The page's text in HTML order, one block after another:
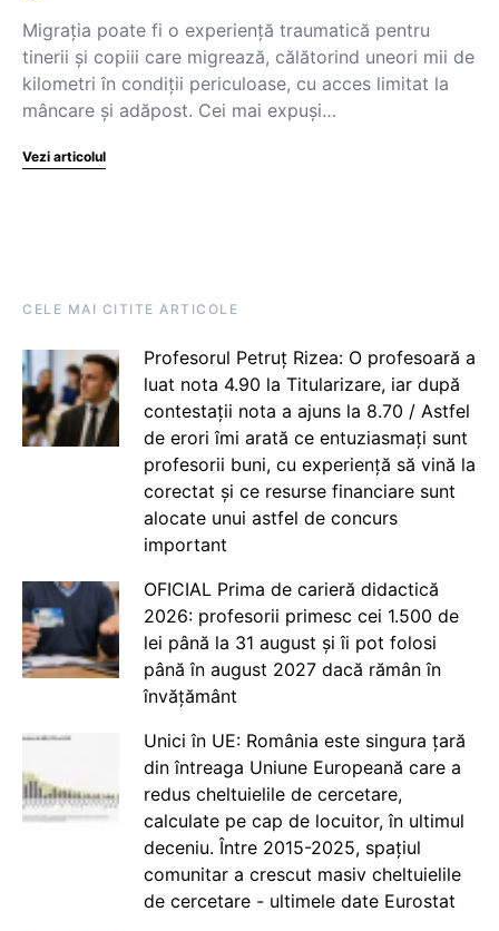
Migrația poate fi o experiență traumatică pentru
tinerii și copiii care migrează, călătorind uneori mii de
kilometri în condiții periculoase, cu acces limitat la
mâncare și adăpost. Cei mai expuși…
Vezi articolul
CELE MAI CITITE ARTICOLE
Profesorul Petruț Rizea: O profesoară a
luat nota 4.90 la Titularizare, iar după
contestații nota a ajuns la 8.70 / Astfel
de erori îmi arată ce entuziasmați sunt
profesorii buni, cu experiență să vină la
corectat și ce resurse financiare sunt
alocate unui astfel de concurs
important
OFICIAL Prima de carieră didactică
2026: profesorii primesc cei 1.500 de
lei până la 31 august și îi pot folosi
până în august 2027 dacă rămân în
învățământ
Unici în UE: România este singura țară
din întreaga Uniune Europeană care a
redus cheltuielile de cercetare,
calculate pe cap de locuitor, în ultimul
deceniu. Între 2015-2025, spațiul
comunitar a crescut masiv cheltuielile
de cercetare - ultimele date Eurostat